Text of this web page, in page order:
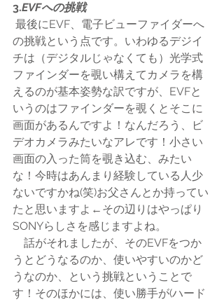
3.EVFへの挑戦
の挑戦という点です。いわゆるデジイ
チは（デジタルじゃなくても）光学式
ファインダーを覗い構えてカメラを構
えるのが基本姿勢な訳ですが、EVFと
いうのはファインダーを覗くとそこに
画面があるんですよ！なんだろう、ビ
デオカメラみたいなアレです！小さい
画面の入った筒を覗き込む、みたい
な！今時はあんまり経験している人少
ないですかね(笑)お父さんとか持ってい
たと思いますよ←その辺りはやっぱり
SONYらしさを感じますよね。
話がそれましたが、そのEVFをつか
うとどうなるのか、使いやすいのかど
うなのか、という挑戦ということで
す！そのほかには、使い勝手が(ハード